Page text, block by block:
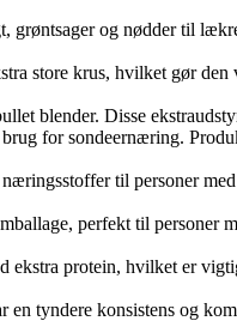
og nødder til
store krus, hvilket gør
blender. Disse
for sondeernæring.
til personer
perfekt til personer
protein, hvilket er
tyndere konsistens og